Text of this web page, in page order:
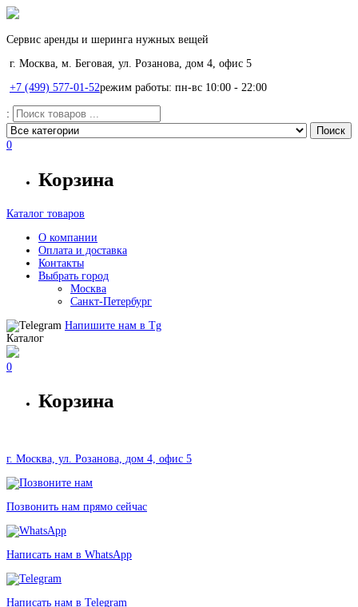
Сервис аренды и шеринга нужных вещей
г. Москва, м. Беговая, ул. Розанова, дом 4, офис 5
+7 (499) 577-01-52режим работы: пн-вс 10:00 - 22:00
:
0
Корзина
Каталог товаров
О компании
Оплата и доставка
Контакты
Выбрать город
Москва
Санкт-Петербург
Напишите нам в Tg
Каталог
0
Корзина
г. Москва, ул. Розанова, дом 4, офис 5
Позвонить нам прямо сейчас
Написать нам в WhatsApp
Написать нам в Telegram